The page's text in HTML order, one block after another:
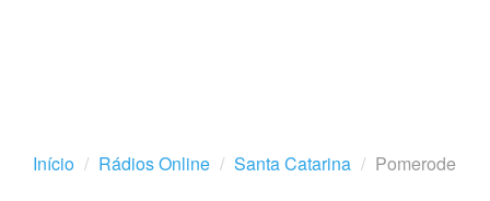
Início Rádios Online Santa Catarina Pomerode